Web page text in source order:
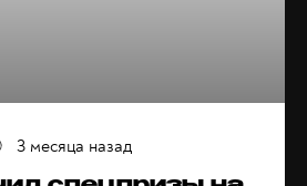
3 месяца назад